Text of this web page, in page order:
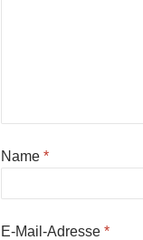
Name *
E-Mail-Adresse *